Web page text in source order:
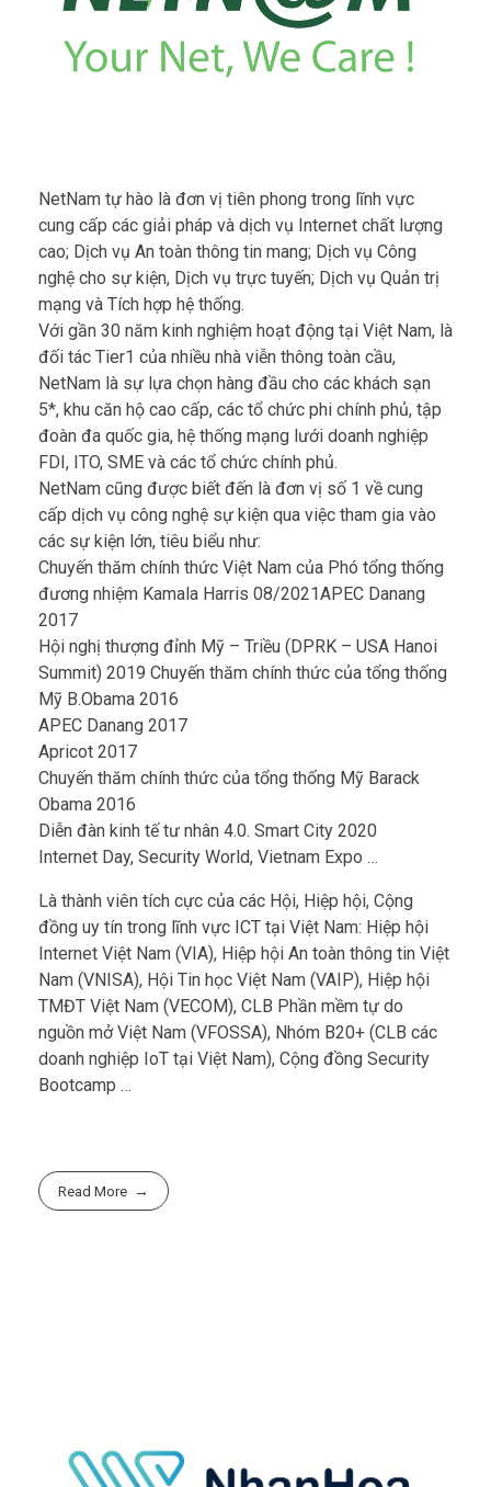
NetNam tự hào là đơn vị tiên phong trong lĩnh vực
cung cấp các giải pháp và dịch vụ Internet chất lượng
cao; Dịch vụ An toàn thông tin mang; Dịch vụ Công
nghệ cho sự kiện, Dịch vụ trực tuyến; Dịch vụ Quản trị
mạng và Tích hợp hệ thống.
Với gần 30 năm kinh nghiệm hoạt động tại Việt Nam, là
đối tác Tier1 của nhiều nhà viễn thông toàn cầu,
NetNam là sự lựa chọn hàng đầu cho các khách sạn
5*, khu căn hộ cao cấp, các tổ chức phi chính phủ, tập
đoàn đa quốc gia, hệ thống mạng lưới doanh nghiệp
FDI, ITO, SME và các tổ chức chính phủ.
NetNam cũng được biết đến là đơn vị số 1 về cung
cấp dịch vụ công nghệ sự kiện qua việc tham gia vào
các sự kiện lớn, tiêu biểu như:
Chuyến thăm chính thức Việt Nam của Phó tổng thống
đương nhiệm Kamala Harris 08/2021APEC Danang
2017
Hội nghị thượng đỉnh Mỹ – Triều (DPRK – USA Hanoi
Summit) 2019 Chuyến thăm chính thức của tổng thống
Mỹ B.Obama 2016
APEC Danang 2017
Apricot 2017
Chuyến thăm chính thức của tổng thống Mỹ Barack
Obama 2016
Diễn đàn kinh tế tư nhân 4.0. Smart City 2020
Internet Day, Security World, Vietnam Expo …
Là thành viên tích cực của các Hội, Hiệp hội, Cộng
đồng uy tín trong lĩnh vực ICT tại Việt Nam: Hiệp hội
Internet Việt Nam (VIA), Hiệp hội An toàn thông tin Việt
Nam (VNISA), Hội Tin học Việt Nam (VAIP), Hiệp hội
TMĐT Việt Nam (VECOM), CLB Phần mềm tự do
nguồn mở Việt Nam (VFOSSA), Nhóm B20+ (CLB các
doanh nghiệp IoT tại Việt Nam), Cộng đồng Security
Bootcamp …
Read More